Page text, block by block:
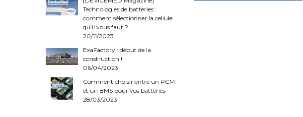
Technologies de batteries :
comment sélectionner la cellule
qu’il vous faut ?
20/11/2023
ExaFactory : début de la
construction !
06/04/2023
Comment choisir entre un PCM
et un BMS pour vos batteries
28/03/2023